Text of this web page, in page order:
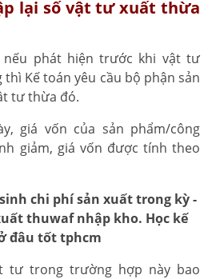
lại số vật tư xuất thừa
phát hiện trước khi vật tư
Kế toán yêu cầu bộ phận sản
tư thừa đó.
giá vốn của sản phẩm/công
giảm, giá vốn được tính theo
chi phí sản xuất trong kỳ -
thuwaf nhập kho. Học kế
đâu tốt tphcm
tư trong trường hợp này bao